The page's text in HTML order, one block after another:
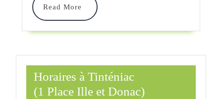
Read More
Read
More
Horaires à Tinténiac
(1 Place Ille et Donac)